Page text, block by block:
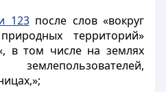
123после слов «вокруг
территорий»
в том числе на землях